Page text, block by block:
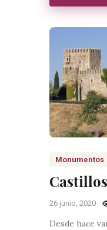
Monumentos
26 junio, 2020
Desde hace